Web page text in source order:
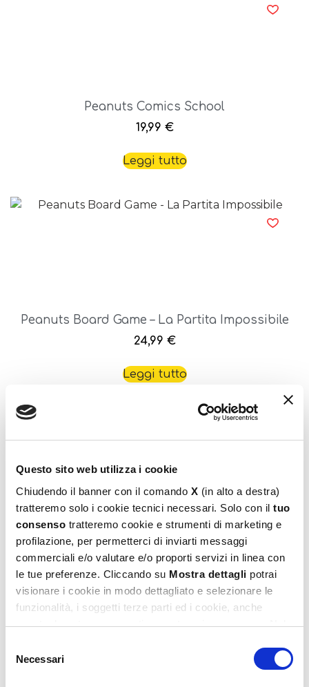
Questo sito web utilizza i cookie
Chiudendo il banner con il comando X (in alto a destra)
tratteremo solo i cookie tecnici necessari. Solo con il tuo
consenso tratteremo cookie e strumenti di marketing e
profilazione, per permetterci di inviarti messaggi
commerciali e/o valutare e/o proporti servizi in linea con
le tue preferenze. Cliccando su Mostra dettagli potrai
visionare i cookie in modo dettagliato e selezionare le
funzionalità, i soggetti terze parti ed i cookie, anche
eventualmente raggruppati per categorie omogenee. Nel
Privacy e Cookie Policy,
dove potrai avere maggiori
informazioni e modificare le tue scelte. Potrai verificare e
delNecessari
Peanuts Comics School
19,99 €
Leggi tutto
Peanuts Board Game – La Partita Impossibile
24,99 €
Leggi tutto
Peanuts Card Game – Un Giorno Qualunque
6,99€
Leggi tutto